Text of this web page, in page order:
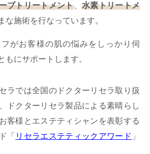
ブトリートメント、水素トリートメ
な施術を行なっています。
がお客様の肌の悩みをしっかり伺
もにサポートします。
ラでは全国のドクターリセラ取り扱
ドクターリセラ製品による素晴らし
客様とエステティシャンを表彰する
「 リセラエステティックアワード 」